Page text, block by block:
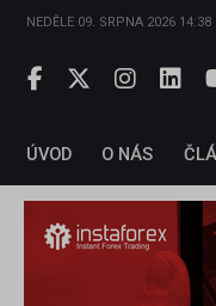
NEDĚLE 09. SRPNA 2026 14:38
ÚVOD O NÁS